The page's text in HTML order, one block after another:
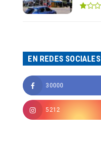
EN REDES SOCIALES
30000
5212